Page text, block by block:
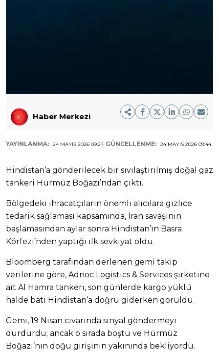
Haber Merkezi
YAYINLANMA: 24 MAYIS 2026 09:27 GÜNCELLENME: 24 MAYIS 2026 09:44
Hindistan’a gönderilecek bir sıvılaştırılmış doğal gaz
tankeri Hürmüz Boğazı’ndan çıktı.
Bölgedeki ihracatçıların önemli alıcılara gizlice
tedarik sağlaması kapsamında, İran savaşının
başlamasından aylar sonra Hindistan’ın Basra
Körfezi’nden yaptığı ilk sevkiyat oldu.
Bloomberg tarafından derlenen gemi takip
verilerine göre, Adnoc Logistics & Services şirketine
ait Al Hamra tankeri, son günlerde kargo yüklü
halde batı Hindistan’a doğru giderken görüldü.
Gemi, 19 Nisan civarında sinyal göndermeyi
durdurdu; ancak o sırada boştu ve Hürmüz
Boğazı’nın doğu girişinin yakınında bekliyordu.